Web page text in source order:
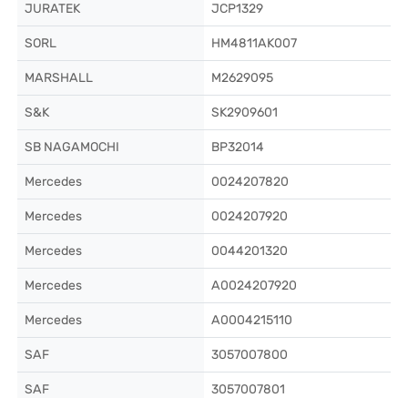
JURATEK JCP1329
SORL HM4811AK007
MARSHALL M2629095
S&K SK2909601
SB NAGAMOCHI BP32014
Mercedes 0024207820
Mercedes 0024207920
Mercedes 0044201320
Mercedes A0024207920
Mercedes A0004215110
SAF 3057007800
SAF 3057007801